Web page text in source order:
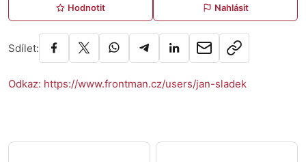
Hodnotit Nahlásit
Sdílet:
Odkaz: https://www.frontman.cz/users/jan-sladek